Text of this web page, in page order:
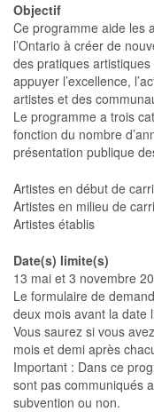
Objectif
Ce programme aide les
l’Ontario à créer de
des pratiques
appuyer l’excellence,
artistes et des
Le programme a trois
fonction du nombre
présentation publique
Artistes en début de
Artistes en milieu de
Artistes établis
Date(s) limite(s)
13 mai et 3 novembre
Le formulaire de
deux mois avant la date
Vous saurez si vous
mois et demi après
Important : Dans ce
sont pas communiqués
subvention ou non.